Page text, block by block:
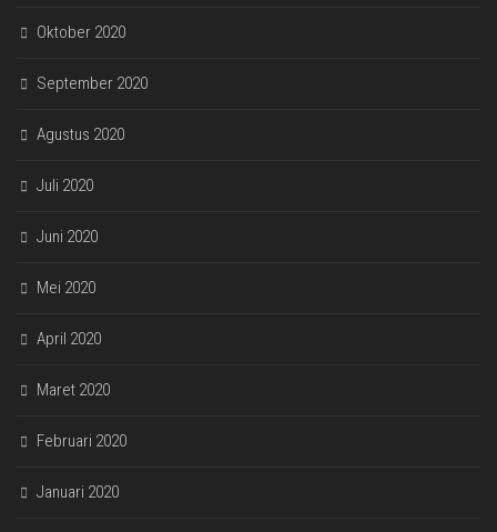
Oktober 2020
September 2020
Agustus 2020
Juli 2020
Juni 2020
Mei 2020
April 2020
Maret 2020
Februari 2020
Januari 2020